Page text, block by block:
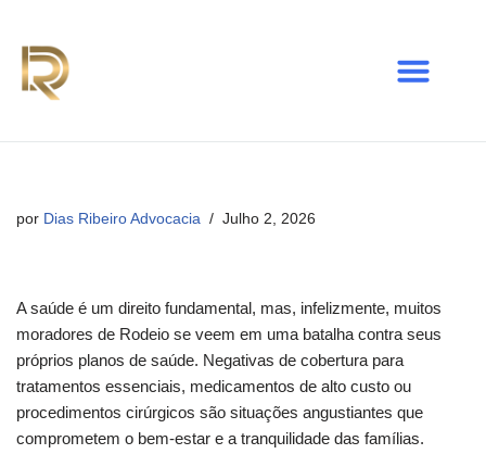
Avançar
para
por Dias Ribeiro Advocacia Julho 2, 2026
A saúde é um direito fundamental, mas, infelizmente, muitos
moradores de Rodeio se veem em uma batalha contra seus
próprios planos de saúde. Negativas de cobertura para
tratamentos essenciais, medicamentos de alto custo ou
procedimentos cirúrgicos são situações angustiantes que
comprometem o bem-estar e a tranquilidade das famílias.